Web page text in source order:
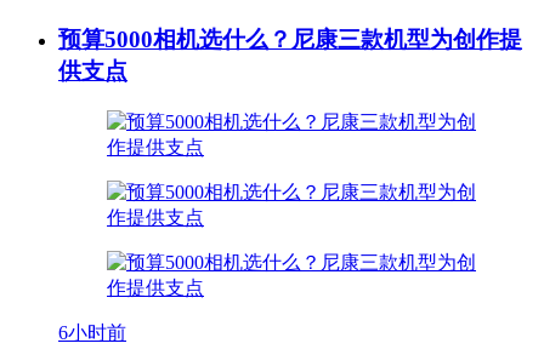
预算5000相机选什么？尼康三款机型为创作提
供支点
6小时前